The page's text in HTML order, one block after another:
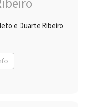
e Duarte Ribeiro